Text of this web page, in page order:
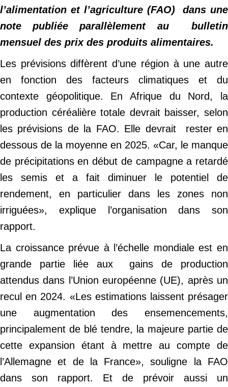
l’alimentation et l’agriculture (FAO) dans une
note publiée parallèlement au bulletin
mensuel des prix des produits alimentaires.
Les prévisions diffèrent d’une région à une autre
en fonction des facteurs climatiques et du
contexte géopolitique. En Afrique du Nord, la
production céréalière totale devrait baisser, selon
les prévisions de la FAO. Elle devrait rester en
dessous de la moyenne en 2025. «Car, le manque
de précipitations en début de campagne a retardé
les semis et a fait diminuer le potentiel de
rendement, en particulier dans les zones non
irriguées», explique l’organisation dans son
rapport.
La croissance prévue à l’échelle mondiale est en
grande partie liée aux gains de production
attendus dans l’Union européenne (UE), après un
recul en 2024. «Les estimations laissent présager
une augmentation des ensemencements,
principalement de blé tendre, la majeure partie de
cette expansion étant à mettre au compte de
l’Allemagne et de la France», souligne la FAO
dans son rapport. Et de prévoir aussi un